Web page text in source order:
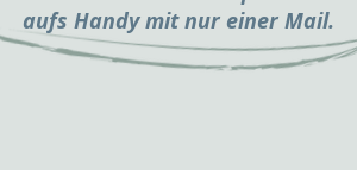
aufs Handy mit nur einer Mail.